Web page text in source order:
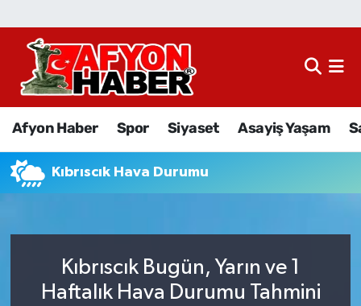
Afyon Haber Spor Siyaset Asayiş Yaşam
Kıbrıscık Hava Durumu
Kıbrıscık Bugün, Yarın ve 1
Haftalık Hava Durumu Tahmini
Afyon Haber
Asayiş Yaşam
Eğitim